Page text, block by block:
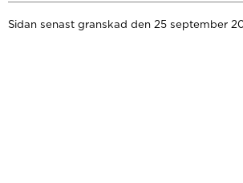
Sidan senast granskad den 25 september